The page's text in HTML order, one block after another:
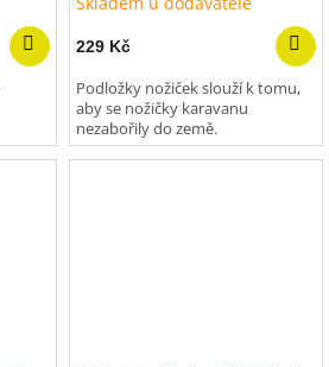
229 Kč
Podložky nožiček slouží k tomu,
aby se nožičky karavanu
nezabořily do země.